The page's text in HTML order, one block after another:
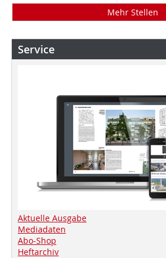
Mehr Stellen
Service
Aktuelle Ausgabe
Mediadaten
Abo-Shop
Heftarchiv